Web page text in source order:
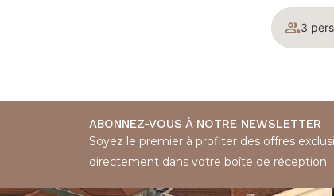
3
ABONNEZ-VOUS À NOTRE NEWSLETTER
Soyez le premier à profiter des offres
directement dans votre boîte de réception.